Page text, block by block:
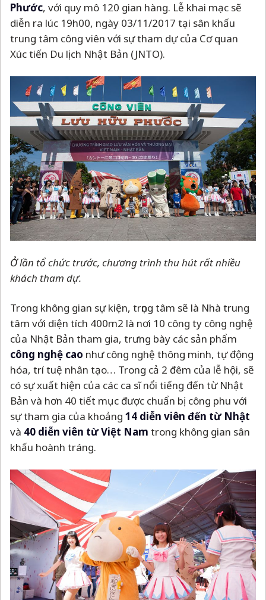
Phước, với quy mô 120 gian hàng. Lễ khai mạc sẽ
diễn ra lúc 19h00, ngày 03/11/2017 tại sân khấu
trung tâm công viên với sự tham dự của Cơ quan
Xúc tiến Du lịch Nhật Bản (JNTO).
Ở lần tổ chức trước, chương trình thu hút rất nhiều
khách tham dự.
Trong không gian sự kiện, trọng tâm sẽ là Nhà trung
tâm với diện tích 400m2 là nơi 10 công ty công nghệ
của Nhật Bản tham gia, trưng bày các sản phẩm
công nghệ cao như công nghệ thông minh, tự động
hóa, trí tuệ nhân tạo… Trong cả 2 đêm của lễ hội, sẽ
có sự xuất hiện của các ca sĩ nổi tiếng đến từ Nhật
Bản và hơn 40 tiết mục được chuẩn bị công phu với
sự tham gia của khoảng 14 diễn viên đến từ Nhật
và 40 diễn viên từ Việt Nam trong không gian sân
khấu hoành tráng.